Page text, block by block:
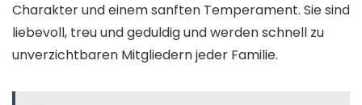
Charakter und einem sanften Temperament. Sie sind
liebevoll, treu und geduldig und werden schnell zu
unverzichtbaren Mitgliedern jeder Familie.